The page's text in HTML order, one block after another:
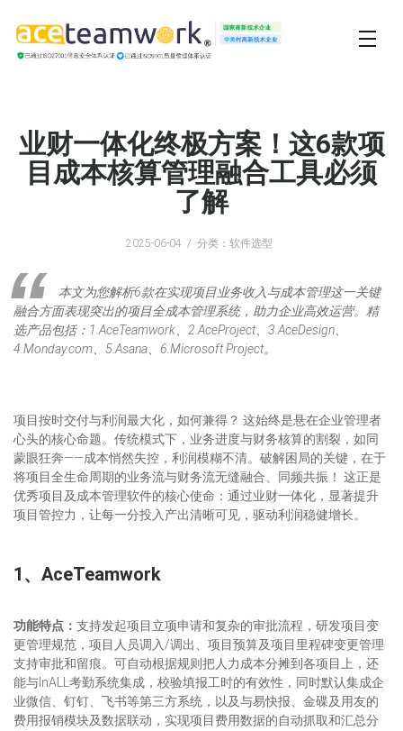
业财一体化终极方案！这6款项
目成本核算管理融合工具必须
了解
2025-06-04 分类：软件选型
本文为您解析6款在实现项目业务收入与成本管理这一关键
融合方面表现突出的项目全成本管理系统，助力企业高效运营。精
选产品包括：1.AceTeamwork、2.AceProject、3.AceDesign、
4.Monday.com、5.Asana、6.Microsoft Project。
项目按时交付与利润最大化，如何兼得？ 这始终是悬在企业管理者
心头的核心命题。传统模式下，业务进度与财务核算的割裂，如同
蒙眼狂奔——成本悄然失控，利润模糊不清。破解困局的关键，在于
将项目全生命周期的业务流与财务流无缝融合、同频共振！ 这正是
优秀项目及成本管理软件的核心使命：通过业财一体化，显著提升
项目管控力，让每一分投入产出清晰可见，驱动利润稳健增长。
1、AceTeamwork
功能特点： 支持发起项目立项申请和复杂的审批流程，研发项目变
更管理规范，项目人员调入/调出、项目预算及项目里程碑变更管理
支持审批和留痕。可自动根据规则把人力成本分摊到各项目上，还
能与InALL考勤系统集成，校验填报工时的有效性，同时默认集成企
业微信、钉钉、飞书等第三方系统，以及与易快报、金碟及用友的
费用报销模块及数据联动，实现项目费用数据的自动抓取和汇总分